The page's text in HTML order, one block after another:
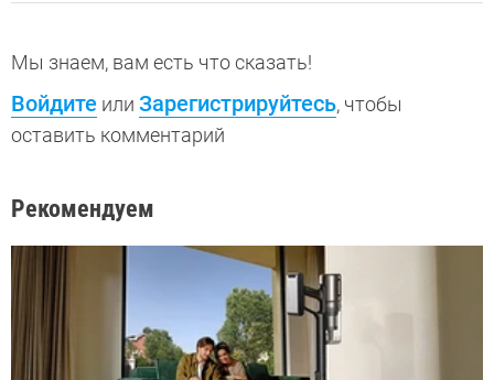
Мы знаем, вам есть что сказать!
Войдите или Зарегистрируйтесь, чтобы
оставить комментарий
Рекомендуем